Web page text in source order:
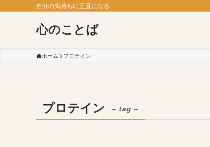
自分の気持ちに正直になる
心のことば
ホーム プロテイン
プロテイン – tag –